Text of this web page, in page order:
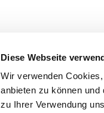
Diese Webseite
Wir verwenden
anbieten zu können
zu Ihrer Verwendung